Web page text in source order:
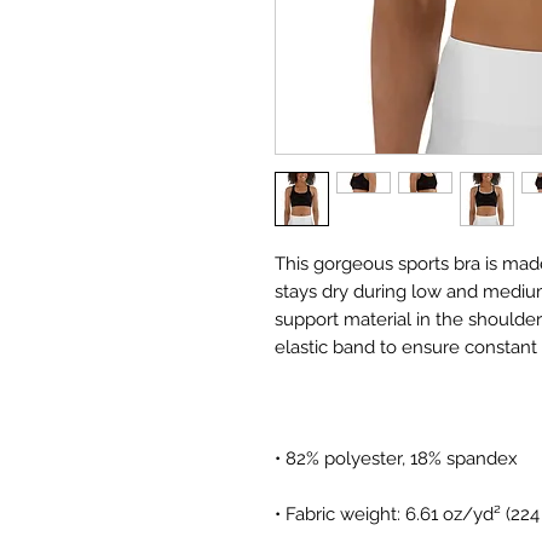
This gorgeous sports bra is
stays dry during low and
support material in the